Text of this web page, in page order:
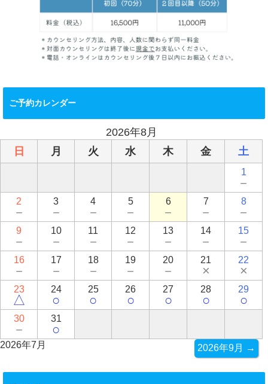
ご予約カレンダー
2026年8月
日
月 火 水 木 金 土
1
－
2
－
3
－
4
－
5
－
6
－
7
－
8
－
9
－
10
－
11
－
12
－
13
－
14
－
15
－
16
－
17
－
18
－
19
－
20
－
21
×
22
×
23
△
24
○
25
○
26
○
27
○
28
○
29
○
30
－
31
○
2026年7月 2026年9月 →